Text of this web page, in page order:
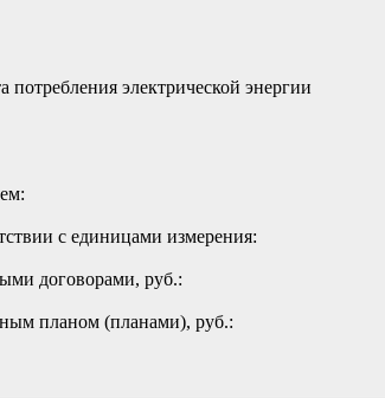
электрической энергии
с единицами измерения:
договорами, руб.:
планом (планами), руб.: